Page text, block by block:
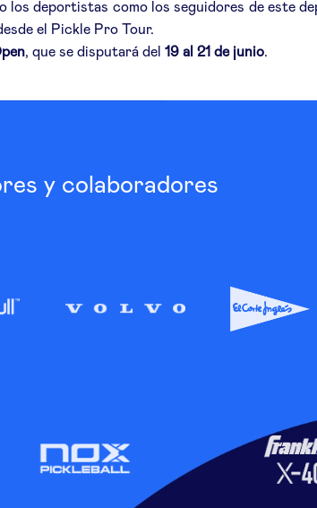
deportistas como los seguidores de este
el Pickle Pro Tour.
, que se disputará del 19 al 21 de junio.
y colaboradores